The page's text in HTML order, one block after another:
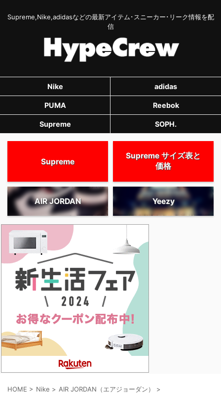
Supreme,Nike,adidasなどの最新アイテム･スニーカー･リーク情報を配
信
Nike adidas
PUMA Reebok
Supreme SOPH.
Supreme
Supreme サイズ表と
価格
AIR JORDAN Yeezy
HOME > Nike > AIR JORDAN（エアジョーダン） >